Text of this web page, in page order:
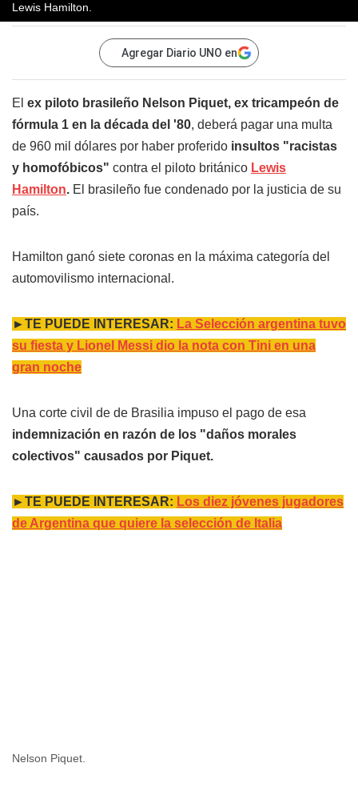
Lewis Hamilton.
Agregar Diario UNO en
El ex piloto brasileño Nelson Piquet, ex tricampeón de
fórmula 1 en la década del '80, deberá pagar una multa
de 960 mil dólares por haber proferido insultos "racistas
y homofóbicos" contra el piloto británico Lewis
Hamilton. El brasileño fue condenado por la justicia de su
país.
Hamilton ganó siete coronas en la máxima categoría del
automovilismo internacional.
►TE PUEDE INTERESAR: La Selección argentina tuvo
su fiesta y Lionel Messi dio la nota con Tini en una
gran noche
Una corte civil de de Brasilia impuso el pago de esa
indemnización en razón de los "daños morales
colectivos" causados por Piquet.
►TE PUEDE INTERESAR: Los diez jóvenes jugadores
de Argentina que quiere la selección de Italia
Nelson Piquet.